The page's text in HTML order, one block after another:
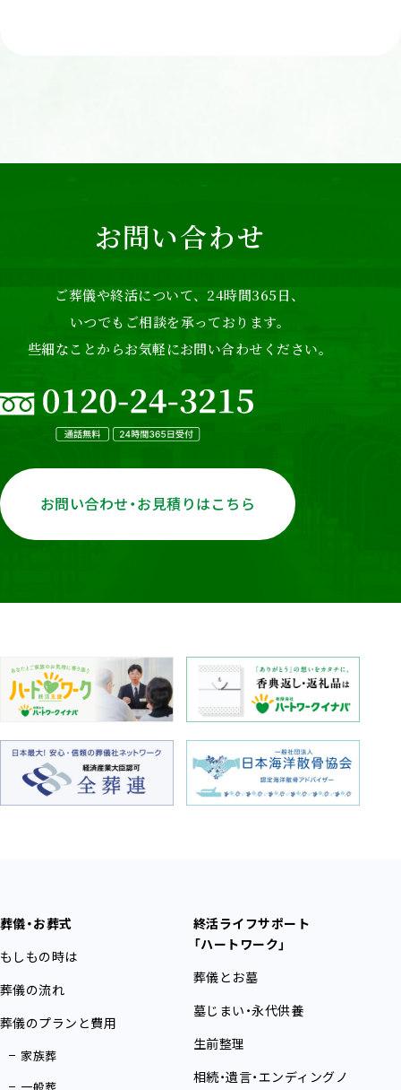
お問い合わせ
ご葬儀や終活について、24時間365日、
いつでもご相談を承っております。
些細なことからお気軽にお問い合わせください。
お問い合わせ・お見積りはこちら
葬儀・お葬式
もしもの時は
葬儀の流れ
葬儀のプランと費用
家族葬
一般葬
終活ライフサポート
「ハートワーク」
葬儀とお墓
墓じまい・永代供養
生前整理
相続・遺言・エンディングノ